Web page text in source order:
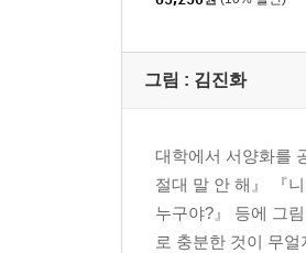
그림 : 김진화
대학에서 서양화를
절대 말 안 해』 『
누구야?』 등에 그
로 충분한 것이 무얼